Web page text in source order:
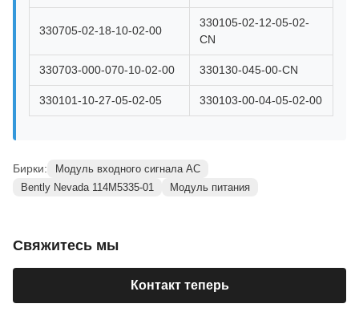
330705-02-18-10-02-00
330105-02-12-05-02-
CN
330703-000-070-10-02-00 330130-045-00-CN
330101-10-27-05-02-05 330103-00-04-05-02-00
Бирки:
Модуль входного сигнала AC
Bently Nevada 114M5335-01
Модуль питания
Свяжитесь мы
Контакт теперь